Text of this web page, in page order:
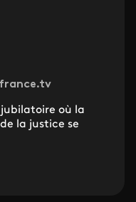
france.tv
où la
la justice se